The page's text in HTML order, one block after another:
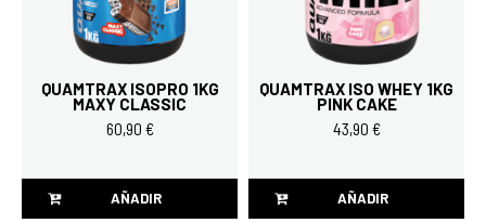
QUAMTRAX ISOPRO 1KG
MAXY CLASSIC
60,90 €
AÑADIR
QUAMTRAX ISO WHEY 1KG
PINK CAKE
43,90 €
AÑADIR